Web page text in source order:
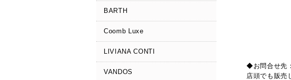
BARTH
Coomb Luxe
LIVIANA CONTI
VANDOS
◆お問合せ先
店頭でも販売